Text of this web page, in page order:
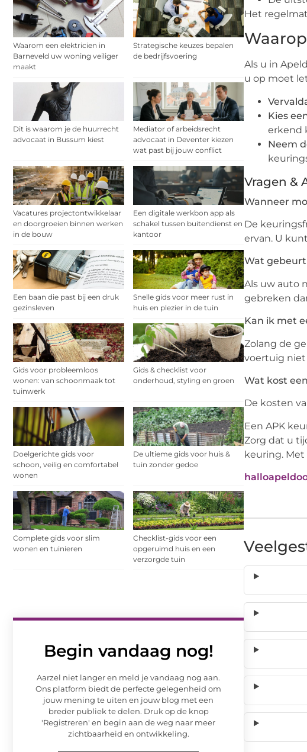
Waarom een elektricien in
Barneveld uw woning veiliger
maakt
Strategische keuzes bepalen
de bedrijfsvoering
Dit is waarom je de huurrecht
advocaat in Bussum kiest
Mediator of arbeidsrecht
advocaat in Deventer kiezen
wat past bij jouw conflict
Vacatures projectontwikkelaar
en doorgroeien binnen werken
in de bouw
Een digitale werkbon app als
schakel tussen buitendienst en
kantoor
Een baan die past bij een druk
gezinsleven
Snelle gids voor meer rust in
huis en plezier in de tuin
Gids voor probleemloos
wonen: van schoonmaak tot
tuinwerk
Gids & checklist voor
onderhoud, styling en groen
Doelgerichte gids voor
schoon, veilig en comfortabel
wonen
De ultieme gids voor huis &
tuin zonder gedoe
Complete gids voor slim
wonen en tuinieren
Checklist-gids voor een
opgeruimd huis en een
verzorgde tuin
Begin vandaag nog!
Aarzel niet langer en meld je vandaag nog aan.
Ons platform biedt de perfecte gelegenheid om
jouw mening te uiten en jouw blog met een
breder publiek te delen. Druk op de knop
'Registreren' en begin aan de weg naar meer
zichtbaarheid en ontwikkeling.
Het
Als u in
u op moet
Kies
erkend
Neem
Vragen &
Wanneer
De
ervan. U
Wat
Als uw auto
gebreken
Kan ik met
Zolang de
voertuig
Wat kost
De kosten
Een APK
Zorg dat u
keuring.